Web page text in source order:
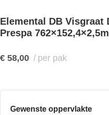
Elemental DB Visgraat
Prespa
€ 58,00 per pak
Gewenste oppervlakte